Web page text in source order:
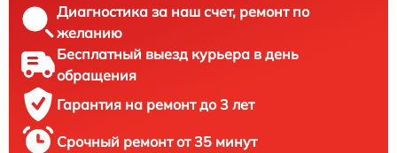
Диагностика за наш счет, ремонт по
желанию
Бесплатный выезд курьера в день
обращения
Гарантия на ремонт до 3 лет
Срочный ремонт от 35 минут